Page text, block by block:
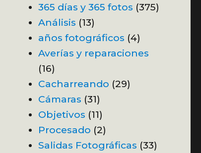
365 días y 365 fotos (375)
Análisis (13)
años fotográficos (4)
Averías y reparaciones
(16)
Cacharreando (29)
Cámaras (31)
Objetivos (11)
Procesado (2)
Salidas Fotográficas (33)